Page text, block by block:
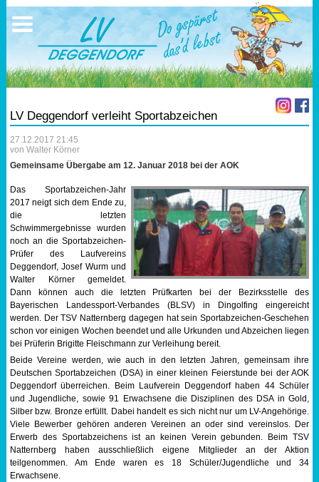
LV Deggendorf verleiht Sportabzeichen
27.12.2017 21:45
von Walter Körner
Gemeinsame Übergabe am 12. Januar 2018 bei der AOK
Das Sportabzeichen-Jahr
2017 neigt sich dem Ende zu,
die letzten
Schwimmergebnisse wurden
noch an die Sportabzeichen-
Prüfer des Laufvereins
Deggendorf, Josef Wurm und
Walter Körner gemeldet.
Dann können auch die letzten Prüfkarten bei der Bezirksstelle des
Bayerischen Landessport-Verbandes (BLSV) in Dingolfing eingereicht
werden. Der TSV Natternberg dagegen hat sein Sportabzeichen-Geschehen
schon vor einigen Wochen beendet und alle Urkunden und Abzeichen liegen
bei Prüferin Brigitte Fleischmann zur Verleihung bereit.
Beide Vereine werden, wie auch in den letzten Jahren, gemeinsam ihre
Deutschen Sportabzeichen (DSA) in einer kleinen Feierstunde bei der AOK
Deggendorf überreichen. Beim Laufverein Deggendorf haben 44 Schüler
und Jugendliche, sowie 91 Erwachsene die Disziplinen des DSA in Gold,
Silber bzw. Bronze erfüllt. Dabei handelt es sich nicht nur um LV-Angehörige.
Viele Bewerber gehören anderen Vereinen an oder sind vereinslos. Der
Erwerb des Sportabzeichens ist an keinen Verein gebunden. Beim TSV
Natternberg haben ausschließlich eigene Mitglieder an der Aktion
teilgenommen. Am Ende waren es 18 Schüler/Jugendliche und 34
Erwachsene.
Sportangebote
Trainingszeiten
Laufen
Lauf 10
Triathlon
Nordic Walking
Schwimmen
Orientierungslauf
Nachwuchsförderung
Sportabzeichen
Tempo & Gymnastik
Ausschreibungen
17.05.2026 Triathlon
Ergebnisse
Ergebnisse
Mitgliedschaft
Vereinskleidung
Vorstandschaft
Übungs- Gruppenleiter
Dokumente
SEPA Info
Bankverbindung